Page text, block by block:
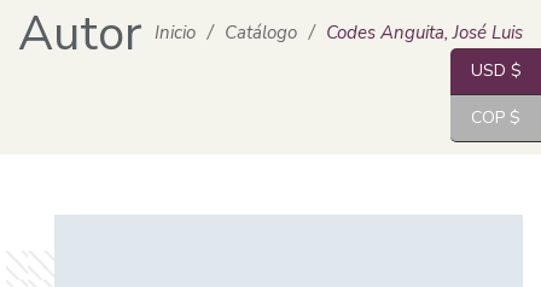
Autor Inicio / Catálogo / Codes Anguita, José Luis
USD $
COP $